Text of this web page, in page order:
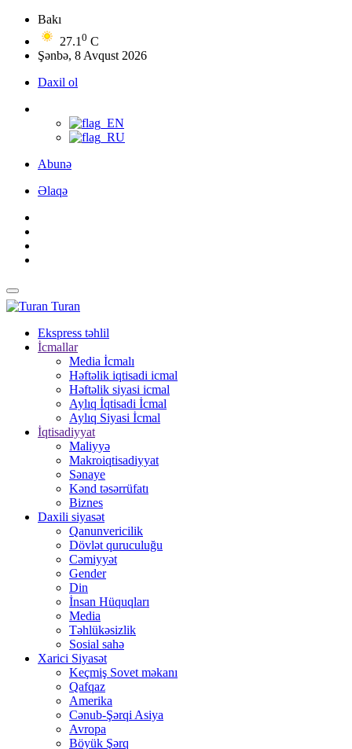
Bakı
27.1 0 C
Şənbə, 8 Avqust 2026
Daxil ol
Abunə
Əlaqə
Turan
Ekspress təhlil
İcmallar
Media İcmalı
Həftəlik iqtisadi icmal
Həftəlik siyasi icmal
Aylıq İqtisadi İcmal
Aylıq Siyasi İcmal
İqtisadiyyat
Maliyyə
Makroiqtisadiyyat
Sənaye
Kənd təsərrüfatı
Biznes
Daxili siyasət
Qanunvericilik
Dövlət quruculuğu
Cəmiyyət
Gender
Din
İnsan Hüquqları
Media
Təhlükəsizlik
Sosial sahə
Xarici Siyasət
Keçmiş Sovet məkanı
Qafqaz
Amerika
Cənub-Şərqi Asiya
Avropa
Böyük Şərq